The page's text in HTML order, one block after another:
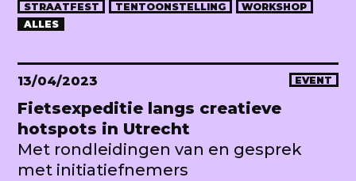
STRAATFEST
TENTOONSTELLING
WORKSHOP
ALLES
13/04/2023 EVENT
Fietsexpeditie langs creatieve
hotspots in Utrecht
Met rondleidingen van en gesprek
met initiatiefnemers